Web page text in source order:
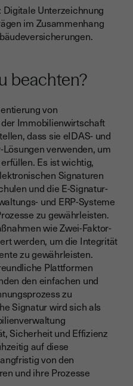
: Digitale Unterzeichnung
im Zusammenhang
beachten?
von
Immobilienwirtschaft
dass sie eIDAS- und
verwenden, um
Es ist wichtig,
Signaturen
und die E-Signatur-
und ERP-Systeme
zu gewährleisten.
wie Zwei-Faktor-
werden, um die Integrität
zu gewährleisten.
Plattformen
den einfachen und
zu
Signatur wird sich als
Sicherheit und Effizienz
auf diese
von den
und ihre Prozesse